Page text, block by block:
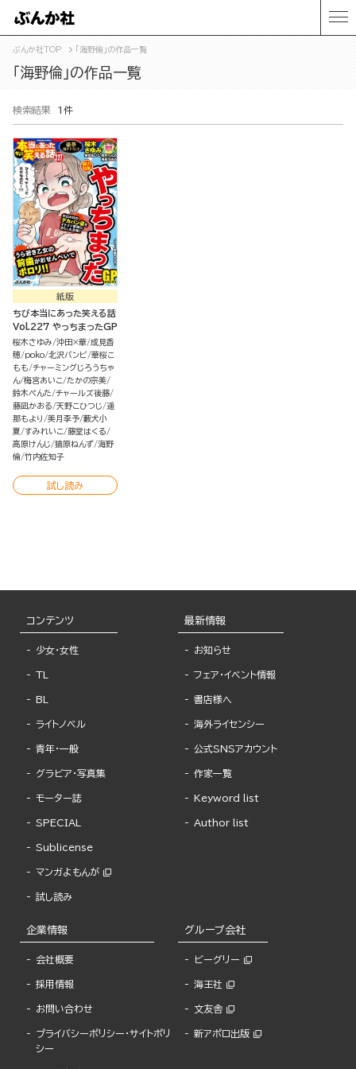
ぶんか社TOP 「海野倫」の作品一覧
「海野倫」の作品一覧
検索結果 1件
紙版
ちび本当にあった笑える話
Vol.227 やっちまったGP
桜木さゆみ 沖田×華 成見香
穂 poko 北沢バンビ 華桜こ
もも チャーミングじろうちゃ
ん 梅宮あいこ たかの宗美
鈴木ぺんた チャールズ後藤
藤凪かおる 天野こひつじ 遥
那もより
美月李予 藪犬小
夏 すみれいこ 藤堂はくる
高原けんじ 猫原ねんず 海野
倫 竹内佐知子
試し読み
コンテンツ
少女・女性
TL
BL
ライトノベル
青年・一般
グラビア・写真集
モーター誌
SPECIAL
Sublicense
マンガよもんが
試し読み
最新情報
お知らせ
フェア・イベント情報
書店様へ
海外ライセンシー
公式SNSアカウント
作家一覧
Keyword list
Author list
企業情報
会社概要
採用情報
お問い合わせ
プライバシーポリシー・サイトポリ
シー
グループ会社
ビーグリー
海王社
文友舎
新アポロ出版